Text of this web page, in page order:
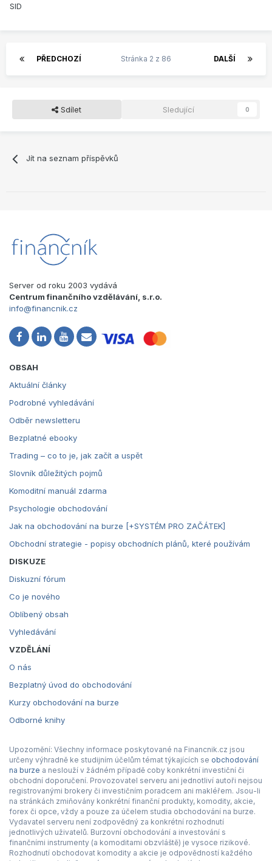
SID
PŘEDCHOZÍ DALŠÍ
Stránka 2 z 86
Sdílet Sledující 0
Jít na seznam příspěvků
Server od roku 2003 vydává
Centrum finančního vzdělávání, s.r.o.
info@financnik.cz
OBSAH
Aktuální články
Podrobné vyhledávání
Odběr newsletteru
Bezplatné ebooky
Trading – co to je, jak začít a uspět
Slovník důležitých pojmů
Komoditní manuál zdarma
Psychologie obchodování
Jak na obchodování na burze [+SYSTÉM PRO ZAČÁTEK]
Obchodní strategie - popisy obchodních plánů, které používám
DISKUZE
Diskuzní fórum
Co je nového
Oblíbený obsah
Vyhledávání
VZDĚLÁNÍ
O nás
Bezplatný úvod do obchodování
Kurzy obchodování na burze
Odborné knihy
Upozornění: Všechny informace poskytované na Financnik.cz jsou
určeny výhradně ke studijním účelům témat týkajících se obchodování
na burze a neslouží v žádném případě coby konkrétní investiční či
obchodní doporučení. Provozovatel serveru ani jednotliví autoři nejsou
registrovanými brokery či investičním poradcem ani makléřem. Jsou-li
na stránkách zmiňovány konkrétní finanční produkty, komodity, akcie,
forex či opce, vždy a pouze za účelem studia obchodování na burze.
Vydavatel serveru není zodpovědný za konkrétní rozhodnutí
jednotlivých uživatelů. Burzovní obchodování a investování s
finančními instrumenty (a komoditami obzvláště) je vysoce rizikové.
Rozhodnutí obchodovat komodity a akcie je odpovědností každého